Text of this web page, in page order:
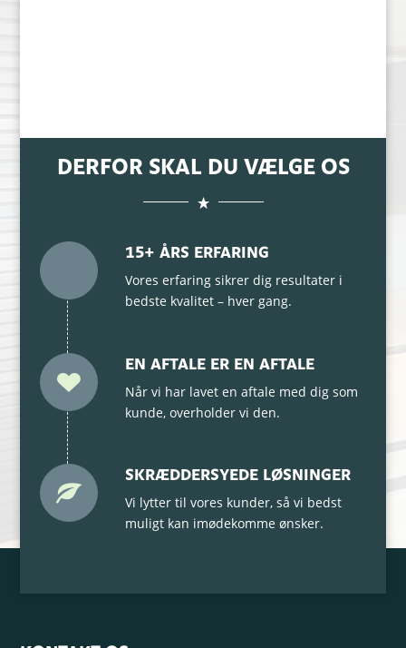
DERFOR SKAL DU VÆLGE OS
15+ ÅRS ERFARING
Vores erfaring sikrer dig resultater i
bedste kvalitet – hver gang.
EN AFTALE ER EN AFTALE
Når vi har lavet en aftale med dig som
kunde, overholder vi den.
SKRÆDDERSYEDE LØSNINGER
Vi lytter til vores kunder, så vi bedst
muligt kan imødekomme ønsker.